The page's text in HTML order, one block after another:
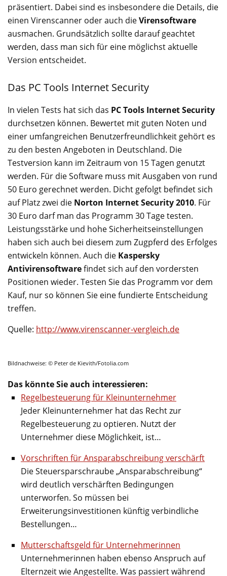
präsentiert. Dabei sind es insbesondere die Details, die
einen Virenscanner oder auch dieVirensoftware
ausmachen. Grundsätzlich sollte darauf geachtet
werden, dass man sich für eine möglichst aktuelle
Version entscheidet.
Das PC Tools Internet Security
In vielen Tests hat sich das PC Tools Internet Security
durchsetzen können. Bewertet mit guten Noten und
einer umfangreichen Benutzerfreundlichkeit gehört es
zu den besten Angeboten in Deutschland. Die
Testversion kann im Zeitraum von 15 Tagen genutzt
werden. Für die Software muss mit Ausgaben von rund
50 Euro gerechnet werden. Dicht gefolgt befindet sich
auf Platz zwei die Norton Internet Security 2010. Für
30 Euro darf man das Programm 30 Tage testen.
Leistungsstärke und hohe Sicherheitseinstellungen
haben sich auch bei diesem zum Zugpferd des Erfolges
entwickeln können. Auch die Kaspersky
Antivirensoftwarefindet sich auf den vordersten
Positionen wieder. Testen Sie das Programm vor dem
Kauf, nur so können Sie eine fundierte Entscheidung
treffen.
Quelle: http://www.virenscanner-vergleich.de
Bildnachweise: © Peter de Kievith/Fotolia.com
Das könnte Sie auch interessieren:
Regelbesteuerung für Kleinunternehmer
Jeder Kleinunternehmer hat das Recht zur
Regelbesteuerung zu optieren. Nutzt der
Unternehmer diese Möglichkeit, ist…
Vorschriften für Ansparabschreibung verschärft
Die Steuersparschraube „Ansparabschreibung“
wird deutlich verschärften Bedingungen
unterworfen. So müssen bei
Erweiterungsinvestitionen künftig verbindliche
Bestellungen…
Mutterschaftsgeld für Unternehmerinnen
Unternehmerinnen haben ebenso Anspruch auf
Elternzeit wie Angestellte. Was passiert während